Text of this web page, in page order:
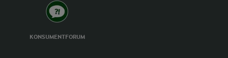
KONSUMENTFORUM